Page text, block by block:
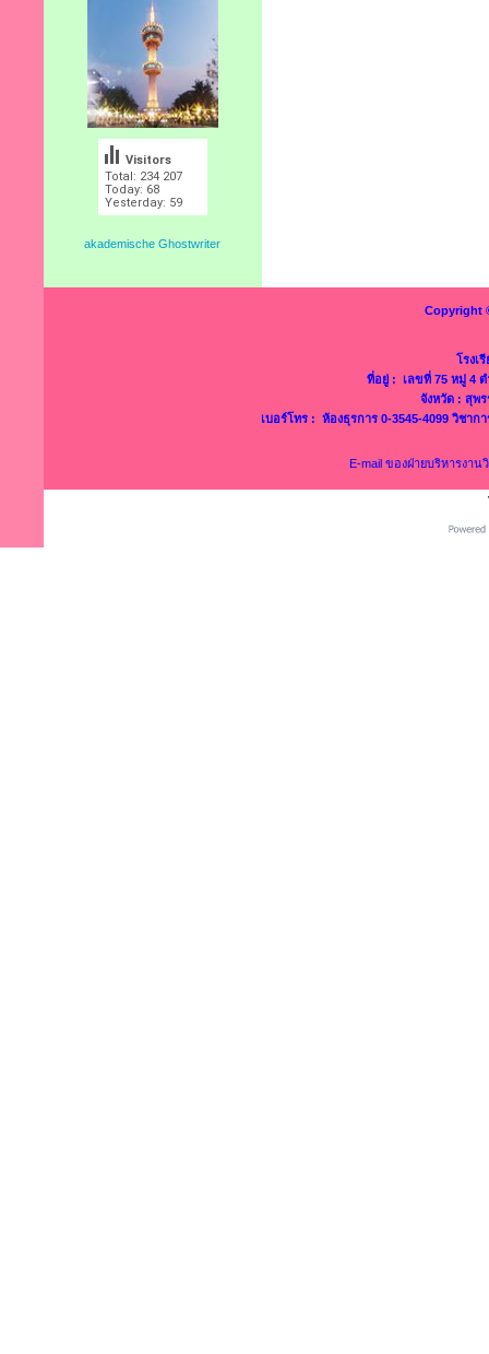
Total: 234 207
Today: 68
Yesterday: 59
Visitors
akademische Ghostwriter
Copyright
โรงเ
ที่อยู่ : เลขที่ 75 หมู่ 4
จังหวัด : สุ
เบอร์โทร : ห้องธุรการ 0-3545-4099 วิชา
E-mail ของฝ่ายบริหารงาน